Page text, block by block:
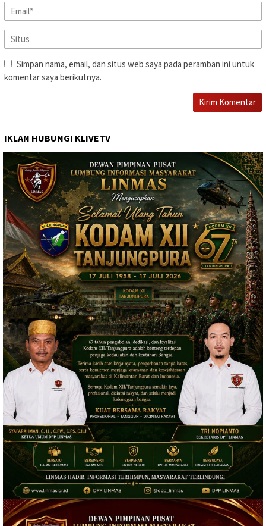
Simpan nama, email, dan situs web saya pada peramban ini untuk
komentar saya berikutnya.
IKLAN HUBUNGI KLIVETV